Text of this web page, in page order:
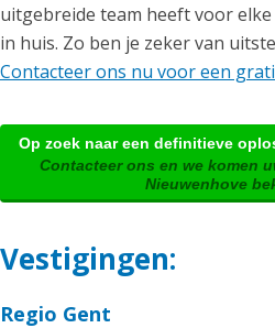
uitgebreide team heeft voor
in huis. Zo ben je zeker van
Contacteer ons nu voor een
Op zoek naar een definitieve
Contacteer ons en we komen
Nieuwenhove
Vestigingen:
Regio Gent